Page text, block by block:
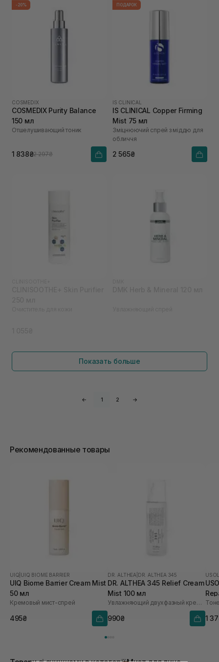
-20%
COSMEDIX
COSMEDIX Purity Balance
150 мл
Отшелушивающий тоник
1 838₴2 297₴
ПОДАРОК
IS CLINICAL
IS CLINICAL Copper Firming
Mist 75 мл
Зміцнюючий спрей з міддю для
обличчя
2 565₴
Показать больше
← 1 2 →
Рекомендованные товары
UIQ UIQ BIOME BARRIER
UIQ Biome Barrier Cream Mist
50 мл
Кремовый мист-спрей
495₴
DR. ALTHEA DR. ALTHEA 345
DR. ALTHEA 345 Relief Cream
Mist 100 мл
Увлажняющий двухфазный крем-спрей для лица
990₴ 1